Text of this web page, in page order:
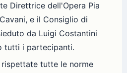
Direttrice dell'Opera Pia
e il Consiglio di
da Luigi Costantini
tutti i partecipanti.
tutte le norme